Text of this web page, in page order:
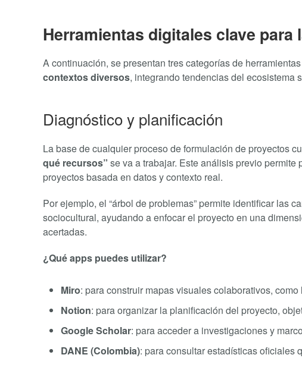
Herramientas digitales clave
A continuación, se presentan tres categorías de
contextos diversos, integrando tendencias del ecosistema
Diagnóstico y planificación
La base de cualquier proceso de formulación de proyectos
qué recursos” se va a trabajar. Este análisis previo
proyectos basada en datos y contexto real.
Por ejemplo, el “árbol de problemas” permite identificar las
sociocultural, ayudando a enfocar el proyecto en una
acertadas.
¿Qué apps puedes utilizar?
Miro: para construir mapas visuales colaborativos,
Notion: para organizar la planificación del proyecto,
Google Scholar: para acceder a investigaciones y
DANE (Colombia): para consultar estadísticas oficiales